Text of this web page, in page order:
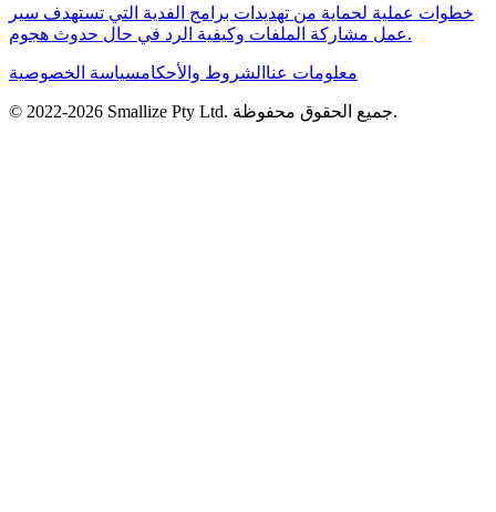
خطوات عملية لحماية من تهديدات برامج الفدية التي تستهدف سير
عمل مشاركة الملفات وكيفية الرد في حال حدوث هجوم.
معلومات عنا الشروط والأحكامسياسة الخصوصية
© 2022-2026 Smallize Pty Ltd. جميع الحقوق محفوظة.